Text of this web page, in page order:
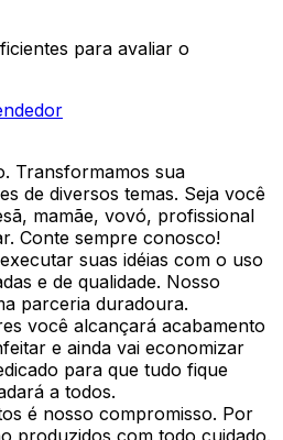
para avaliar o
Transformamos sua
de diversos temas. Seja você
mamãe, vovó, profissional
Conte sempre conosco!
suas idéias com o uso
e de qualidade. Nosso
parceria duradoura.
você alcançará acabamento
e ainda vai economizar
para que tudo fique
a todos.
é nosso compromisso. Por
produzidos com todo cuidado.